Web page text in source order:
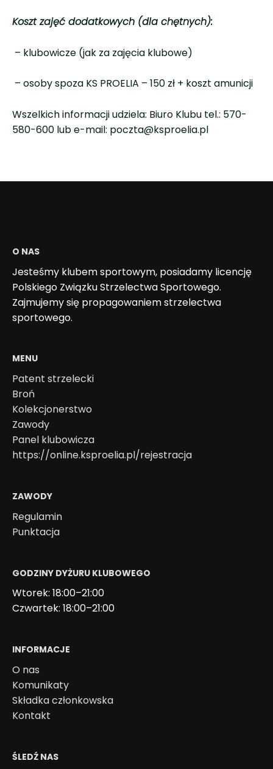
Koszt zajęć dodatkowych (dla chętnych):
– klubowicze (jak za zajęcia klubowe)
– osoby spoza KS PROELIA – 150 zł + koszt amunicji
Wszelkich informacji udziela: Biuro Klubu tel.: 570-
580-600 lub e-mail: poczta@ksproelia.pl
O NAS
Jesteśmy klubem sportowym, posiadamy licencję
Polskiego Związku Strzelectwa Sportowego.
Zajmujemy się propagowaniem strzelectwa
sportowego.
MENU
Patent strzelecki
Broń
Kolekcjonerstwo
Zawody
Panel klubowicza
https://online.ksproelia.pl/rejestracja
ZAWODY
Regulamin
Punktacja
GODZINY DYŻURU KLUBOWEGO
Wtorek: 18:00–21:00
Czwartek: 18:00–21:00
INFORMACJE
O nas
Komunikaty
Składka członkowska
Kontakt
ŚLEDŹ NAS